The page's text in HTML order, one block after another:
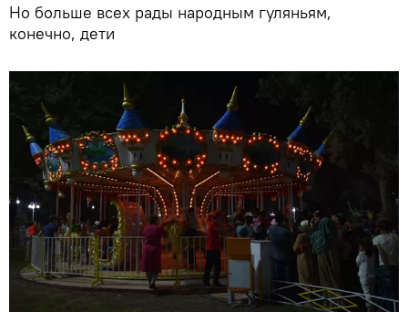
Но больше всех рады народным гуляньям,
конечно, дети